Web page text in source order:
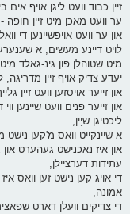
זיין כבוד וועט ליגן אויף אים
ער וועט מאכן מיט זיין
און ער וועט אויפשַיינען די
לויט דיינע מעשים, א
מיט שטוהלן פון גינ-גאלד
יעדע צדיק אויף זיין
און זייער אויסזען וועט זיין
און זייער פנים וועט שיינען
ליכטיגן שיַין,
א שיינקייט וואס מ'קען נישט
און איז נאכנישט געהערט און
עתידות דערציילן,
די אויג קען נישט זען וואס
אמונה,
די צדיקים וועלן דארט